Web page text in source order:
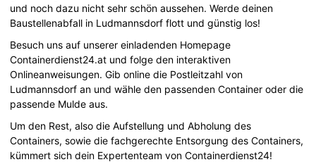
und noch dazu nicht sehr schön aussehen. Werde deinen
Baustellenabfall in Ludmannsdorf flott und günstig los!
Besuch uns auf unserer einladenden Homepage
Containerdienst24.at und folge den interaktiven
Onlineanweisungen. Gib online die Postleitzahl von
Ludmannsdorf an und wähle den passenden Container oder die
passende Mulde aus.
Um den Rest, also die Aufstellung und Abholung des
Containers, sowie die fachgerechte Entsorgung des Containers,
kümmert sich dein Expertenteam von Containerdienst24!